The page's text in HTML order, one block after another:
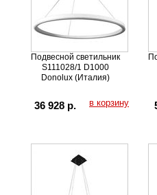
Подвесной светильник
S111028/1 D1000
Donolux (Италия)
36 928 р. в корзину